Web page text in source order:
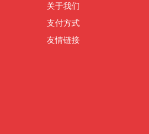
关于我们
支付方式
友情链接